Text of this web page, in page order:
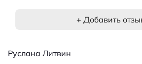
+ Добавить
Руслана Литвин